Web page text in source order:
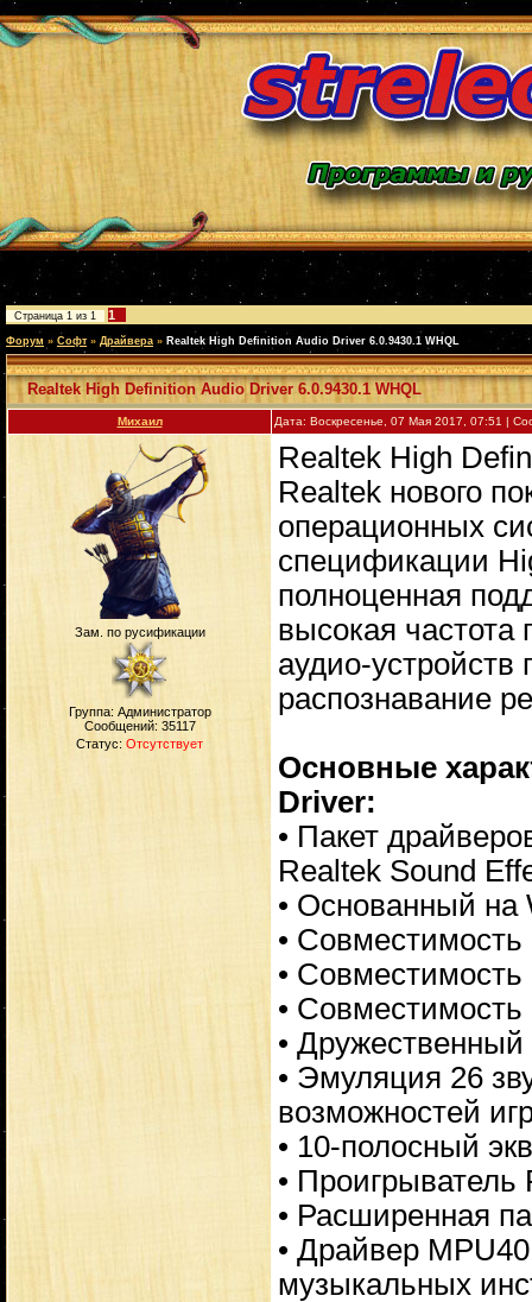
Страница 1 из 1 1
Форум » Софт » Драйвера » Realtek High Definition Audio Driver 6.0.9430.1 WHQL
Realtek High Definition Audio Driver 6.0.9430.1 WHQL
Михаил Дата: Воскресенье, 07 Мая 2017, 07:51 |
Зам. по русификации
Группа: Администратор
Сообщений: 35117
Статус: Отсутствует
Realtek High
Realtek нового
операционных
спецификации
полноценная
высокая частота
аудио-устройств
распознавание
Основные
Driver:
• Пакет
Realtek Sound
• Основанный на
•
• Совместимость
• Совместимость
•
• Эмуляция 26
возможностей
• 10-полосный
•
• Расширенная
• Драйвер
музыкальных